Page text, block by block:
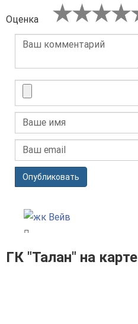
Оценка
Опубликовать
ГК "Талан" на карте